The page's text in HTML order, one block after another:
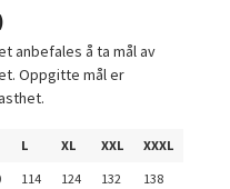
anbefales å ta mål av
Oppgitte mål er
L XL XXL
XXXL
114 124 132
138